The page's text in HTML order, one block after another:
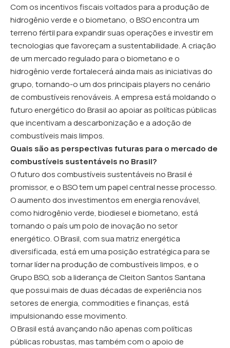
Com os incentivos fiscais voltados para a produção de
hidrogênio verde e o biometano, o BSO encontra um
terreno fértil para expandir suas operações e investir em
tecnologias que favoreçam a sustentabilidade. A criação
de um mercado regulado para o biometano e o
hidrogênio verde fortalecerá ainda mais as iniciativas do
grupo, tornando-o um dos principais players no cenário
de combustíveis renováveis. A empresa está moldando o
futuro energético do Brasil ao apoiar as políticas públicas
que incentivam a descarbonização e a adoção de
combustíveis mais limpos.
Quais são as perspectivas futuras para o mercado de
combustíveis sustentáveis no Brasil?
O futuro dos combustíveis sustentáveis no Brasil é
promissor, e o BSO tem um papel central nesse processo.
O aumento dos investimentos em energia renovável,
como hidrogênio verde, biodiesel e biometano, está
tornando o país um polo de inovação no setor
energético. O Brasil, com sua matriz energética
diversificada, está em uma posição estratégica para se
tornar líder na produção de combustíveis limpos, e o
Grupo BSO, sob a liderança de Cleiton Santos Santana
que possui mais de duas décadas de experiência nos
setores de energia, commodities e finanças, está
impulsionando esse movimento.
O Brasil está avançando não apenas com políticas
públicas robustas, mas também com o apoio de